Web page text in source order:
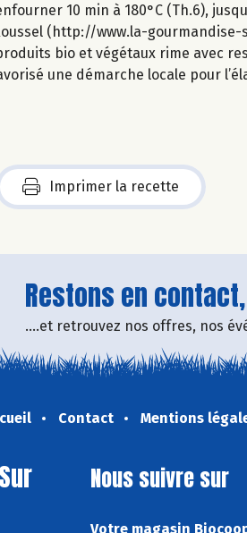
10 min à 180°C (Th.6),
(http://www.la-
bio et végétaux rime avec
une démarche locale pour
Imprimer la recette
Restons en
....et retrouvez nos offres, nos
Contact Mentions
Nous suivre sur
Votre magasin